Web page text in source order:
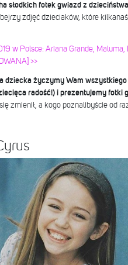
słodkich fotek gwiazd z
zdjęć dzieciaków, które
w Polsce: Ariana Grande,
>>
dziecka życzymy Wam
radość!) i prezentujemy fotki
zmienił, a kogo poznalibyście od